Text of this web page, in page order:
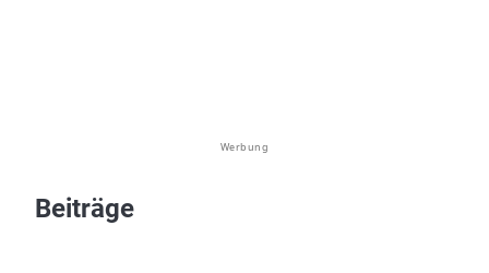
Werbung
Beiträge